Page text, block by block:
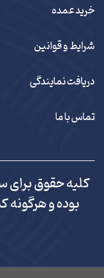
خرید عمده
شرایط و قوانین
دریافت نمایندگی
تماس با ما
کلیه حقوق برای
بوده و هرگونه